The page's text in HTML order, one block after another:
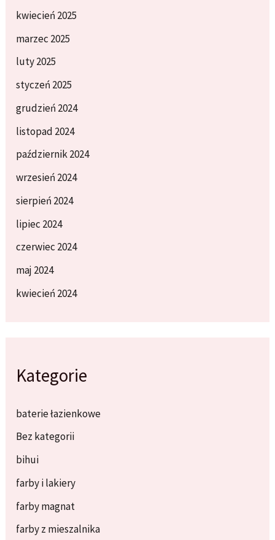
kwiecień 2025
marzec 2025
luty 2025
styczeń 2025
grudzień 2024
listopad 2024
październik 2024
wrzesień 2024
sierpień 2024
lipiec 2024
czerwiec 2024
maj 2024
kwiecień 2024
Kategorie
baterie łazienkowe
Bez kategorii
bihui
farby i lakiery
farby magnat
farby z mieszalnika